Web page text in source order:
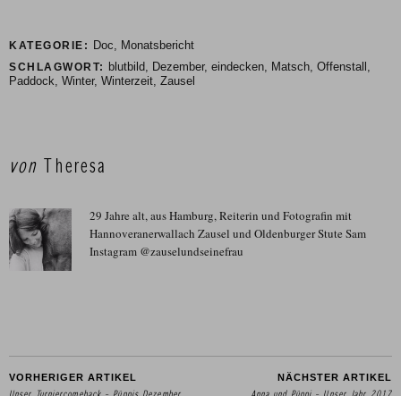
KATEGORIE: Doc Monatsbericht
SCHLAGWORT: blutbild Dezember, eindecken Matsch Offenstall
Paddock Winter, Winterzeit Zausel
von Theresa
29 Jahre alt, aus Hamburg, Reiterin und Fotografin mit
Hannoveranerwallach Zausel und Oldenburger Stute Sam
Instagram @zauselundseinefrau
VORHERIGER ARTIKEL NÄCHSTER ARTIKEL